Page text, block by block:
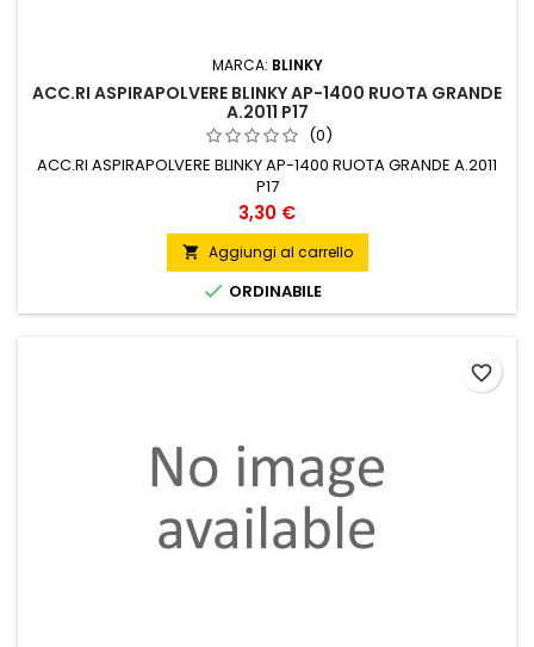
MARCA: BLINKY
ACC.RI ASPIRAPOLVERE BLINKY AP-1400 RUOTA GRANDE
A.2011 P17
(0)
ACC.RI ASPIRAPOLVERE BLINKY AP-1400 RUOTA GRANDE A.2011
P17
Prezzo
3,30 €
 Aggiungi al carrello
 ORDINABILE
favorite_border